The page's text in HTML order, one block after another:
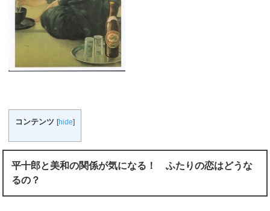
コンテンツ [hide]
平十郎と美和の関係が気になる！ ふたりの恋はどうな
るの？